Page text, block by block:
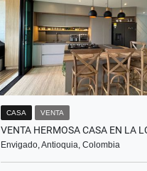
CASA VENTA
Envigado, Antioquia, Colombia